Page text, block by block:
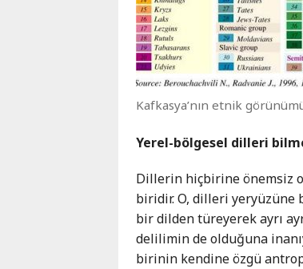
Kafkasya’nın etnik
Yerel-bölgesel dilleri
Dillerin hiçbirine önemsiz
biridir. O, dilleri yeryüzüne
bir dilden türeyerek ayrı
delilimin de olduğuna
birinin kendine özgü